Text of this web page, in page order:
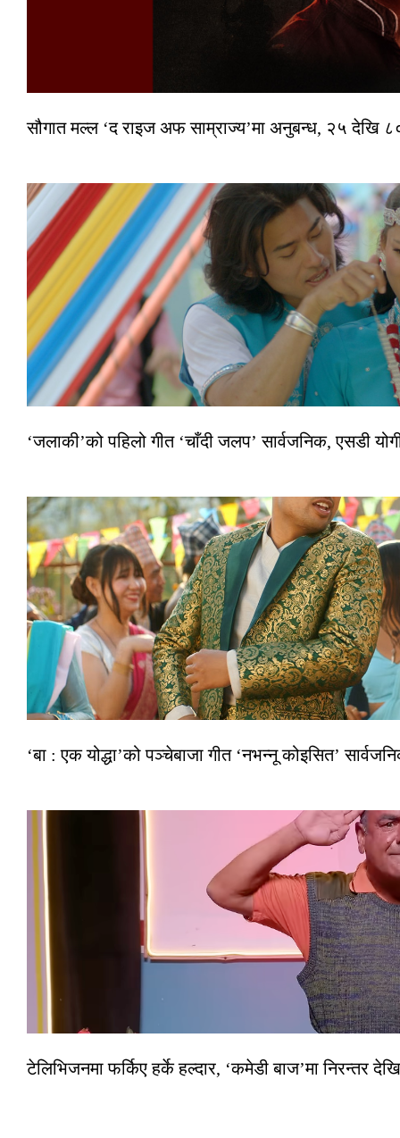
सौगात मल्ल ‘द राइज अफ साम्राज्य’मा अनुबन्ध, २५ देखि
‘जलाकी’को पहिलो गीत ‘चाँदी जलप’ सार्वजनिक, एसडी
‘बा : एक योद्धा’को पञ्चेबाजा गीत ‘नभन्नू कोइसित’
टेलिभिजनमा फर्किए हर्के हल्दार, ‘कमेडी बाज’मा निरन्तर